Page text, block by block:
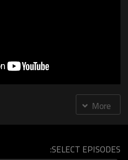
More
SELECT EPISODES: